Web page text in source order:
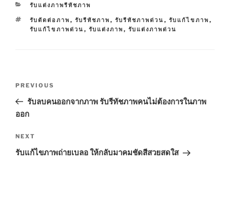
CATEGORIES
รับแต่งภาพรีทัชภาพ
TAGS
รับตัดต่อภาพ , รับรีทัชภาพ , รับรีทัชภาพด่วน , รับแก้ไขภาพ ,
รับแก้ไขภาพด่วน , รับแต่งภาพ , รับแต่งภาพด่วน
Previous
Post
PREVIOUS
รับลบคนออกจากภาพ รับรีทัชภาพคนไม่ต้องการในภาพ
ออก
Next
Post
NEXT
รับแก้ไขภาพถ่ายเบลอ ให้กลับมาคมชัดสีสวยสดใส